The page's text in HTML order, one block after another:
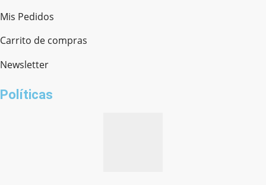
Mis Pedidos
Carrito de compras
Newsletter
Políticas